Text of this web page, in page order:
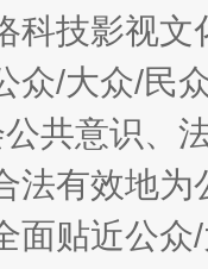
从
科技影视
众/大众/民
共意识、
法有效地
面贴近公